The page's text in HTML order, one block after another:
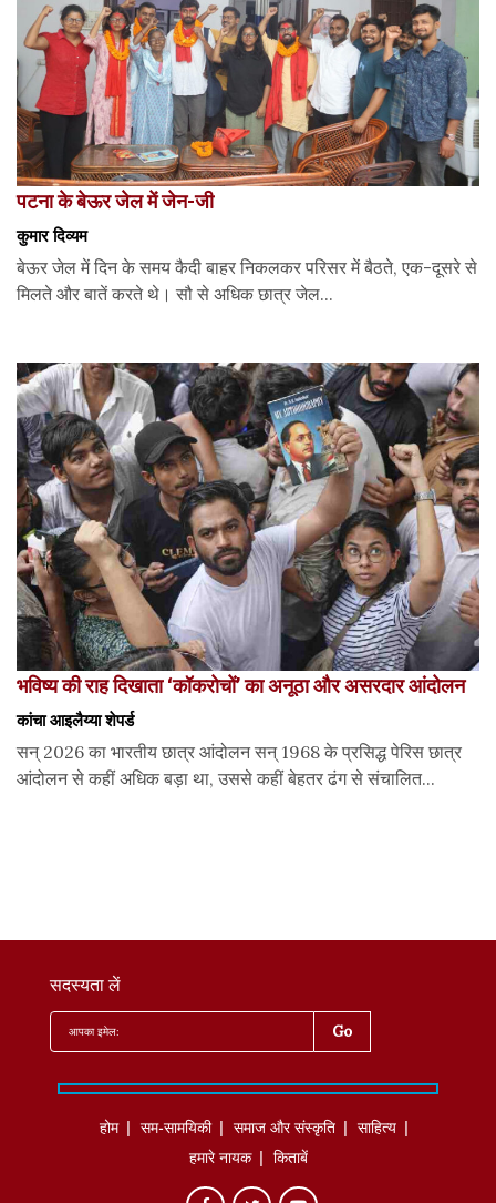
पटना के बेऊर जेल में जेन-जी
कुमार दिव्यम
बेऊर जेल में दिन के समय कैदी बाहर निकलकर परिसर में बैठते, एक-दूसरे से
मिलते और बातें करते थे। सौ से अधिक छात्र जेल...
भविष्य की राह दिखाता ‘कॉकरोचों’ का अनूठा और असरदार आंदोलन
कांचा आइलैय्या शेपर्ड
सन् 2026 का भारतीय छात्र आंदोलन सन् 1968 के प्रसिद्ध पेरिस छात्र
आंदोलन से कहीं अधिक बड़ा था, उससे कहीं बेहतर ढंग से संचालित...
सदस्यता लें
होम सम-सामयिकी समाज और संस्कृति
साहित्‍य
हमारे नायक
किताबें